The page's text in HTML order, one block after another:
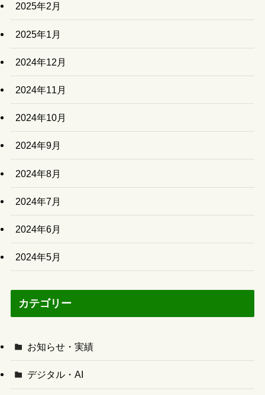
2025年2月
2025年1月
2024年12月
2024年11月
2024年10月
2024年9月
2024年8月
2024年7月
2024年6月
2024年5月
カテゴリー
お知らせ・実績
デジタル・AI